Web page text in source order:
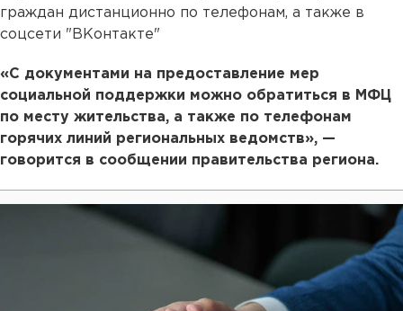
граждан дистанционно по телефонам, а также в
соцсети "ВКонтакте"
«С документами на предоставление мер
социальной поддержки можно обратиться в МФЦ
по месту жительства, а также по телефонам
горячих линий региональных ведомств», —
говорится в сообщении правительства региона.